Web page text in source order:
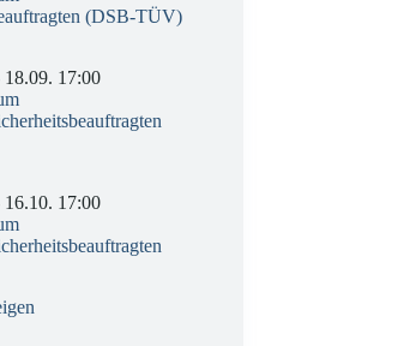
(DSB-TÜV)
18.09. 17:00
16.10. 17:00